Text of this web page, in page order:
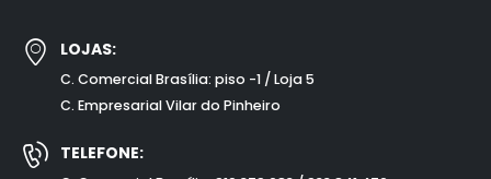
LOJAS:
C. Comercial Brasília: piso -1 / Loja 5
C. Empresarial Vilar do Pinheiro
TELEFONE: